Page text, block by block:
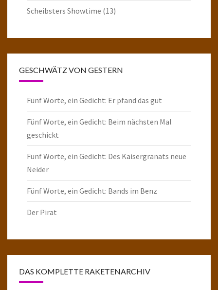
Scheibsters Showtime (13)
GESCHWÄTZ VON GESTERN
Fünf Worte, ein Gedicht: Er pfand das gut
Fünf Worte, ein Gedicht: Beim nächsten Mal
geschickt
Fünf Worte, ein Gedicht: Des Kaisergranats neue
Neider
Fünf Worte, ein Gedicht: Bands im Benz
Der Pirat
DAS KOMPLETTE RAKETENARCHIV